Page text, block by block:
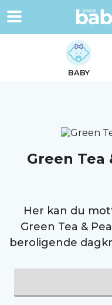
BABY
Green Tea
Her kan du
Green Tea &
beroligende